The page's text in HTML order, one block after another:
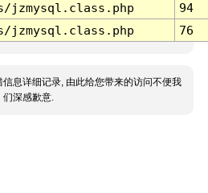
jzmysql.class.php
94
jzmysql.class.php 76
信息详细记录, 由此给您带来的访问不便我
们深感歉意.